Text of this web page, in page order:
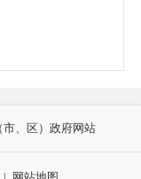
市、区）政府网站